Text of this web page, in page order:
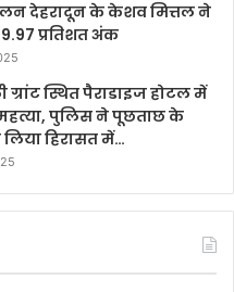
देहरादून के केशव मित्तल ने
प्रतिशत अंक
ग्रांट स्थित पैराडाइज होटल में
पुलिस ने पूछताछ के
हिरासत में…